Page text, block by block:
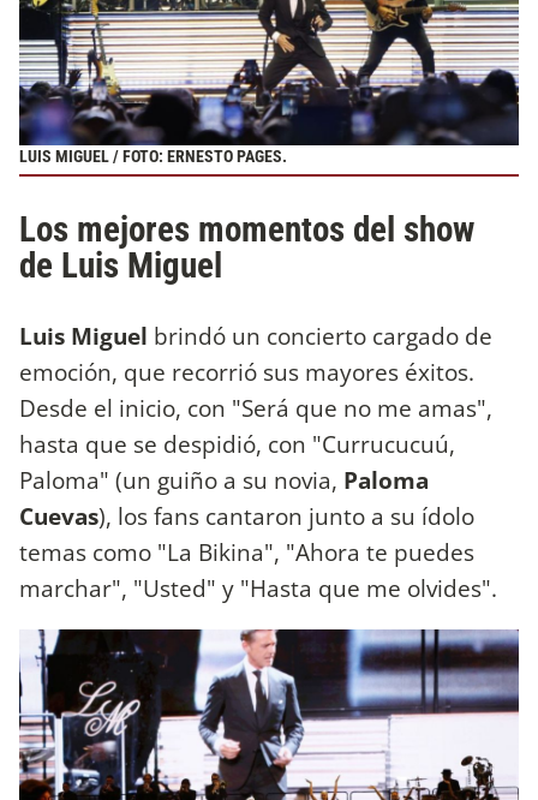
LUIS MIGUEL / FOTO: ERNESTO PAGES.
Los mejores momentos del show
de Luis Miguel
Luis Miguel brindó un concierto cargado de
emoción, que recorrió sus mayores éxitos.
Desde el inicio, con "Será que no me amas",
hasta que se despidió, con "Currucucuú,
Paloma" (un guiño a su novia, Paloma
Cuevas), los fans cantaron junto a su ídolo
temas como "La Bikina", "Ahora te puedes
marchar", "Usted" y "Hasta que me olvides".